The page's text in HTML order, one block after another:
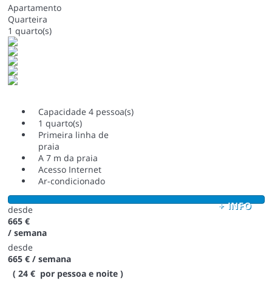
Apartamento
Quarteira
1 quarto(s)
Capacidade 4 pessoa(s)
1 quarto(s)
Primeira linha de
praia
A 7 m da praia
Acesso Internet
Ar-condicionado
+ INFO
desde
665 €
/ semana
desde
665 €/ semana
( 24 € por pessoa e noite )